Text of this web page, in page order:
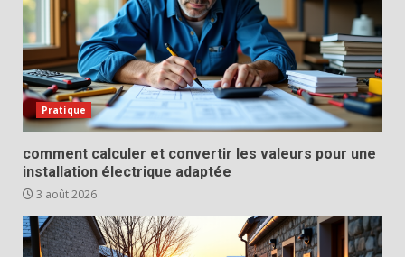
Pratique
comment calculer et convertir les valeurs pour une
installation électrique adaptée
3 août 2026